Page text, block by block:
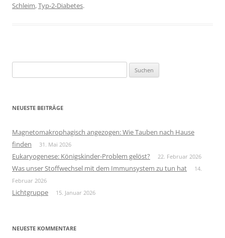
Schleim,Typ-2-Diabetes.
nach:
NEUESTE BEITRÄGE
Magnetomakrophagisch angezogen: Wie Tauben nach Hause
finden
31. Mai 2026
Eukaryogenese: Königskinder-Problem gelöst? 22. Februar 2026
Was unser Stoffwechsel mit dem Immunsystem zu tun hat
14.
Februar 2026
Lichtgruppe 15. Januar 2026
NEUESTE KOMMENTARE